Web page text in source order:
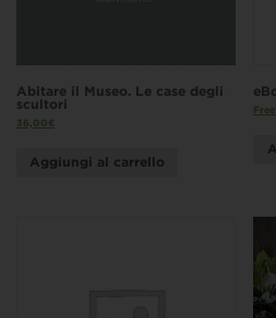
Abitare il Museo. Le case degli
scultori
36,00€
Aggiungi al carrello
Free!